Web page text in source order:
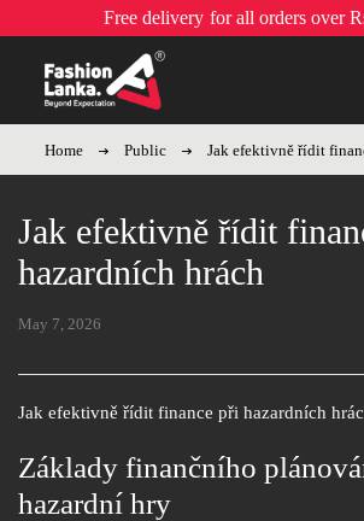
Free delivery for all orders over
Home Public Jak efektivně řídit
Jak efektivně řídit
hazardních hrách
May 7, 2026
Jak efektivně řídit finance při hazardních
Základy finančního
hazardní hry